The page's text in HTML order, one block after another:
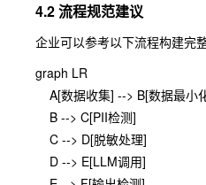
4.2 流程规范建议
企业可以参考以下流程构建完
graph LR